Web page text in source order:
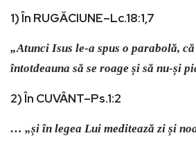
1) În RUGĂCIUNE–Lc.18:1,7
„Atunci Isus le-a spus o parabolă,
întotdeauna să se roage și să nu-și
2) În CUVÂNT–Ps.1:2
… „și în legea Lui meditează zi și